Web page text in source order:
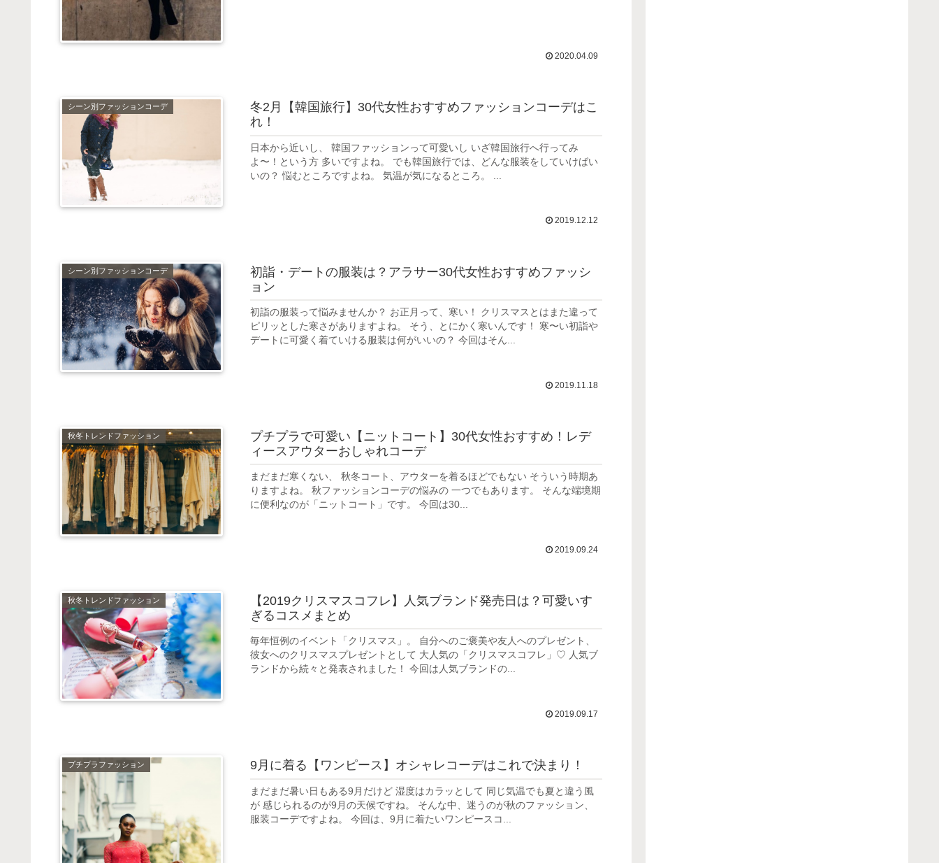
2020.04.09
シーン別ファッションコーデ
冬2月【韓国旅行】30代女性おすすめファッションコーデはこ
れ！
日本から近いし、 韓国ファッションって可愛いし いざ韓国旅行へ行ってみ
よ〜！という方 多いですよね。 でも韓国旅行では、どんな服装をしていけばい
いの？ 悩むところですよね。 気温が気になるところ。 ...
2019.12.12
シーン別ファッションコーデ
初詣・デートの服装は？アラサー30代女性おすすめファッシ
ョン
初詣の服装って悩みませんか？ お正月って、寒い！ クリスマスとはまた違って
ピリッとした寒さがありますよね。 そう、とにかく寒いんです！ 寒〜い初詣や
デートに可愛く着ていける服装は何がいいの？ 今回はそん...
2019.11.18
秋冬トレンドファッション
プチプラで可愛い【ニットコート】30代女性おすすめ！レデ
ィースアウターおしゃれコーデ
まだまだ寒くない、 秋冬コート、アウターを着るほどでもない そういう時期あ
りますよね。 秋ファッションコーデの悩みの 一つでもあります。 そんな端境期
に便利なのが「ニットコート」です。 今回は30...
2019.09.24
秋冬トレンドファッション
【2019クリスマスコフレ】人気ブランド発売日は？可愛いす
ぎるコスメまとめ
毎年恒例のイベント「クリスマス」。 自分へのご褒美や友人へのプレゼント、
彼女へのクリスマスプレゼントとして 大人気の「クリスマスコフレ」♡ 人気ブ
ランドから続々と発表されました！ 今回は人気ブランドの...
2019.09.17
プチプラファッション 9月に着る【ワンピース】オシャレコーデはこれで決まり！
まだまだ暑い日もある9月だけど 湿度はカラッとして 同じ気温でも夏と違う風
が 感じられるのが9月の天候ですね。 そんな中、迷うのが秋のファッション、
服装コーデですよね。 今回は、9月に着たいワンピースコ...